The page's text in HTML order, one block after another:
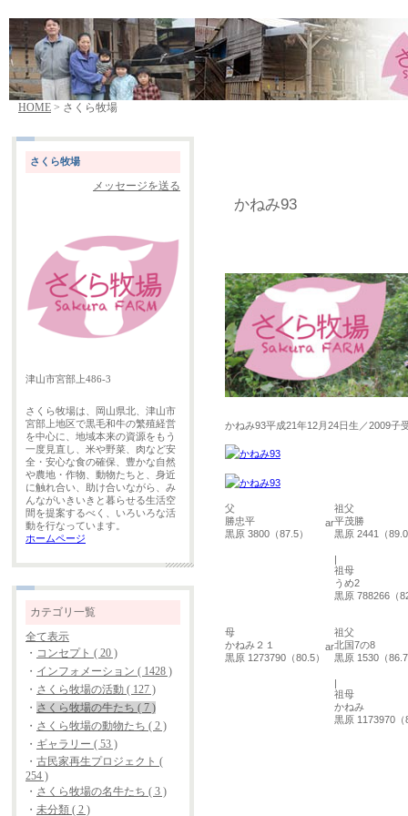
HOME > さくら牧場
さくら牧場
メッセージを送る
津山市宮部上486-3
さくら牧場は、岡山県北、津山市
宮部上地区で黒毛和牛の繁殖経営
を中心に、地域本来の資源をもう
一度見直し、米や野菜、肉など安
全・安心な食の確保、豊かな自然
や農地・作物、動物たちと、身近
に触れ合い、助け合いながら、み
んながいきいきと暮らせる生活空
間を提案するべく、いろいろな活
動を行なっています。
ホームページ
カテゴリ一覧
全て表示
・ コンセプト ( 20 )
・ インフォメーション ( 1428 )
・ さくら牧場の活動 ( 127 )
・ さくら牧場の牛たち ( 7 )
・ さくら牧場の動物たち ( 2 )
・ ギャラリー ( 53 )
・ 古民家再生プロジェクト (
254 )
・ さくら牧場の名牛たち ( 3 )
・ 未分類 ( 2 )
かねみ93
かねみ93平成21年12月24日生／2009子
父
祖父
勝忠平
平茂勝
黒原 3800（87.5）
黒原 2441（
|
祖母
うめ2
黒原 788266（
母
祖父
かねみ２１
北国7の8
黒原 1273790（80.5）
黒原 1530（
|
祖母
かねみ
黒原 1173970（